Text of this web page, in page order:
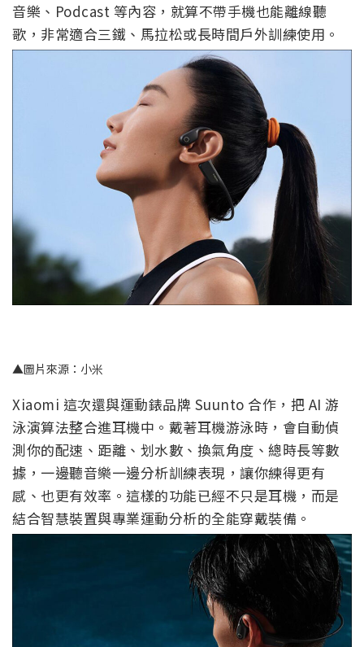
音樂、Podcast 等內容，就算不帶手機也能離線聽
歌，非常適合三鐵、馬拉松或長時間戶外訓練使用。
▲圖片來源：小米
Xiaomi 這次還與運動錶品牌 Suunto 合作，把 AI 游
泳演算法整合進耳機中。戴著耳機游泳時，會自動偵
測你的配速、距離、划水數、換氣角度、總時長等數
據，一邊聽音樂一邊分析訓練表現，讓你練得更有
感、也更有效率。這樣的功能已經不只是耳機，而是
結合智慧裝置與專業運動分析的全能穿戴裝備。